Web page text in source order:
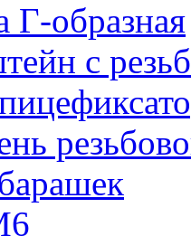
Г-образная
с